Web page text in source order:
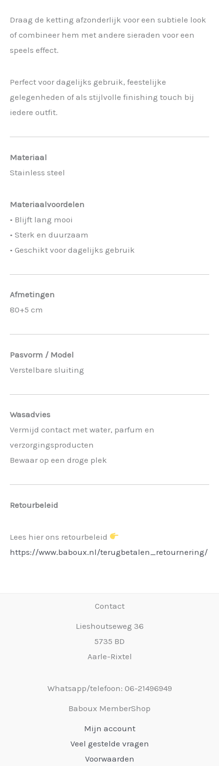
Draag de ketting afzonderlijk voor een subtiele look
of combineer hem met andere sieraden voor een
speels effect.
Perfect voor dagelijks gebruik, feestelijke
gelegenheden of als stijlvolle finishing touch bij
iedere outfit.
Materiaal
Stainless steel
Materiaalvoordelen
• Blijft lang mooi
• Sterk en duurzaam
• Geschikt voor dagelijks gebruik
Afmetingen
80+5 cm
Pasvorm / Model
Verstelbare sluiting
Wasadvies
Vermijd contact met water, parfum en
verzorgingsproducten
Bewaar op een droge plek
Retourbeleid
Lees hier ons retourbeleid
https://www.baboux.nl/terugbetalen_retournering/
Contact
Lieshoutseweg 36
5735 BD
Aarle-Rixtel
Whatsapp/telefoon: 06-21496949
Baboux MemberShop
Mijn account
Veel gestelde vragen
Voorwaarden